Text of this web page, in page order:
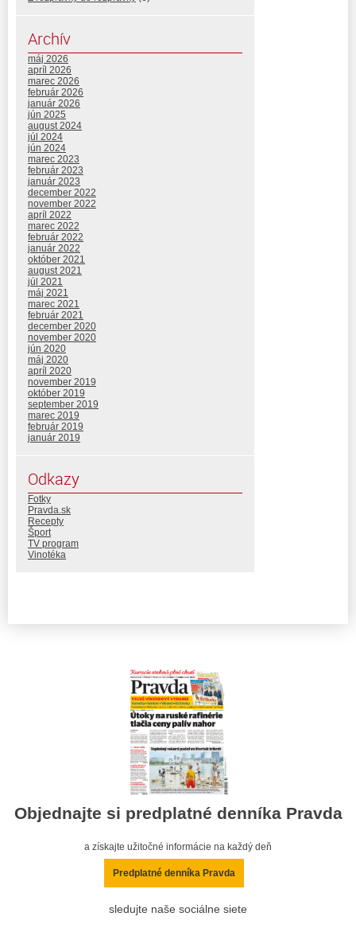
Archív
máj 2026
apríl 2026
marec 2026
február 2026
január 2026
jún 2025
august 2024
júl 2024
jún 2024
marec 2023
február 2023
január 2023
december 2022
november 2022
apríl 2022
marec 2022
február 2022
január 2022
október 2021
august 2021
júl 2021
máj 2021
marec 2021
február 2021
december 2020
november 2020
jún 2020
máj 2020
apríl 2020
november 2019
október 2019
september 2019
marec 2019
február 2019
január 2019
Odkazy
Fotky
Pravda.sk
Recepty
Šport
TV program
Vinotéka
Objednajte si predplatné denníka Pravda
a získajte užitočné informácie na každý deň
Predplatné denníka Pravda
sledujte naše sociálne siete